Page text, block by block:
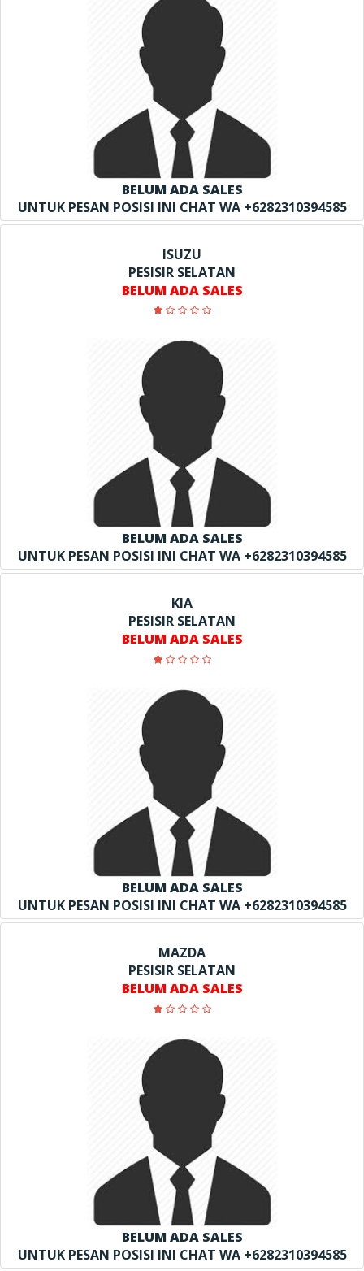
BELUM ADA SALES
UNTUK PESAN POSISI INI CHAT WA +6282310394585
ISUZU
PESISIR SELATAN
BELUM ADA SALES
BELUM ADA SALES
UNTUK PESAN POSISI INI CHAT WA +6282310394585
KIA
PESISIR SELATAN
BELUM ADA SALES
BELUM ADA SALES
UNTUK PESAN POSISI INI CHAT WA +6282310394585
MAZDA
PESISIR SELATAN
BELUM ADA SALES
BELUM ADA SALES
UNTUK PESAN POSISI INI CHAT WA +6282310394585